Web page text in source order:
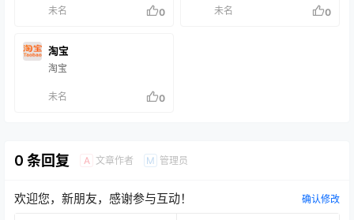
未名 0 未名 0
淘宝
淘宝
未名 0
0 条回复 A 文章作者 M 管理员
欢迎您，新朋友，感谢参与互动！ 确认修改